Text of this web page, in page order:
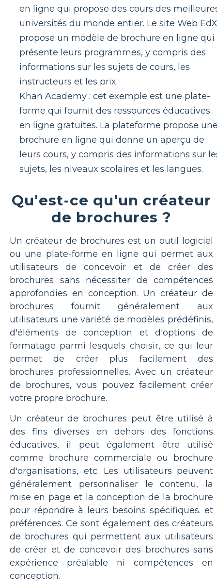
en ligne qui propose des cours des
universités du monde entier. Le site Web EdX
propose un modèle de brochure en ligne qui
présente leurs programmes, y compris des
informations sur les sujets de cours, les
instructeurs et les prix.
Khan Academy : cet exemple est une plate-
forme qui fournit des ressources éducatives
en ligne gratuites. La plateforme propose
brochure en ligne qui donne un aperçu de
leurs cours, y compris des informations sur
sujets, les niveaux scolaires et les langues.
Qu'est-ce qu'un créateur
de brochures ?
Un créateur de brochures est un outil logiciel
ou une plate-forme en ligne qui permet aux
utilisateurs de concevoir et de créer des
brochures sans nécessiter de compétences
approfondies en conception. Un créateur de
brochures fournit généralement aux
utilisateurs une variété de modèles prédéfinis,
d'éléments de conception et d'options de
formatage parmi lesquels choisir, ce qui leur
permet de créer plus facilement des
brochures professionnelles. Avec un créateur
de brochures, vous pouvez facilement créer
votre propre brochure.
Un créateur de brochures peut être utilisé à
des fins diverses en dehors des fonctions
éducatives, il peut également être utilisé
comme brochure commerciale ou brochure
d'organisations, etc. Les utilisateurs peuvent
généralement personnaliser le contenu, la
mise en page et la conception de la brochure
pour répondre à leurs besoins spécifiques. et
préférences. Ce sont également des créateurs
de brochures qui permettent aux utilisateurs
de créer et de concevoir des brochures sans
expérience préalable ni compétences en
conception.